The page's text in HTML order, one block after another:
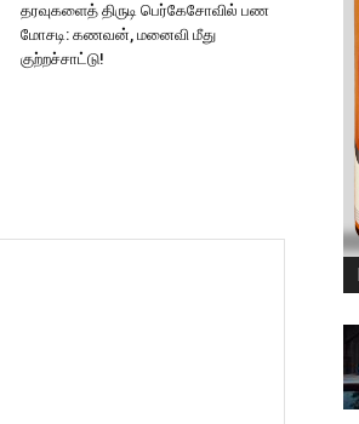
தரவுகளைத் திருடி பெர்கேசோவில் பண
மோசடி: கணவன், மனைவி மீது
குற்றச்சாட்டு!